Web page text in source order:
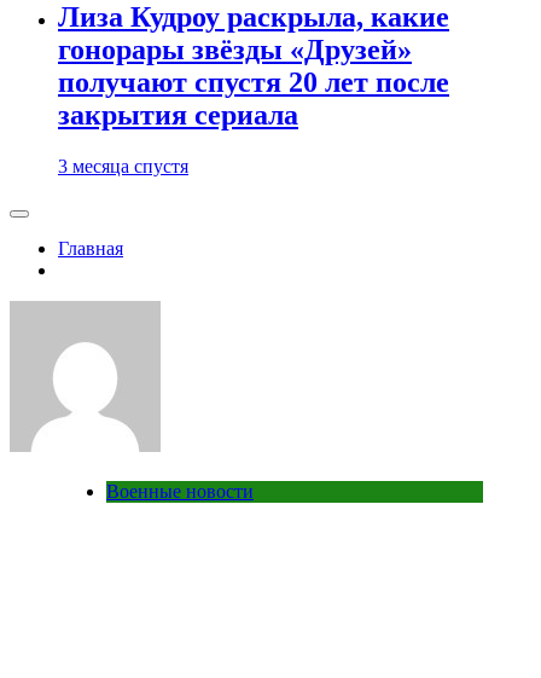
Лиза Кудроу раскрыла, какие
гонорары звёзды «Друзей»
получают спустя 20 лет после
закрытия сериала
3 месяца спустя
Главная
Военные новости